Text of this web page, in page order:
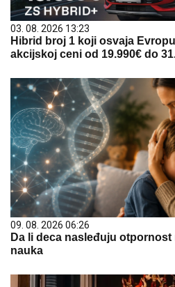
03. 08. 2026 13:23
Hibrid broj 1 koji osvaja
akcijskoj ceni od 19.990€ do
09. 08. 2026 06:26
Da li deca nasleđuju
nauka